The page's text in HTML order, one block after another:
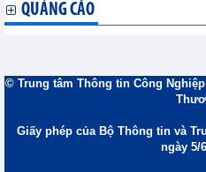
QUẢNG CÁO
© Trung tâm Thông tin Công
Giấy phép của Bộ Thông tin và
ngày 5/